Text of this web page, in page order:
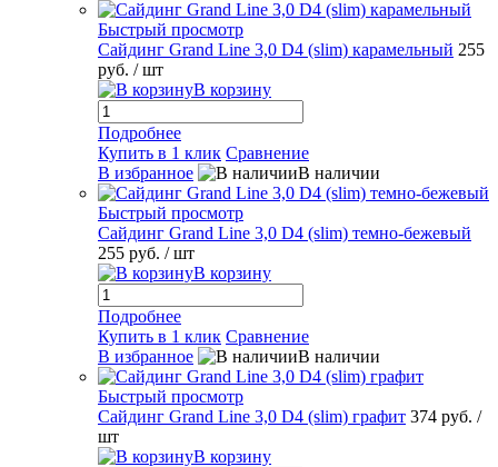
Быстрый просмотр
Сайдинг Grand Line 3,0 D4 (slim) карамельный 255
руб. / шт
В корзину
Подробнее
Купить в 1 клик Сравнение
В избранное
В наличии
Быстрый просмотр
Сайдинг Grand Line 3,0 D4 (slim) темно-бежевый
255 руб. / шт
В корзину
Подробнее
Купить в 1 клик Сравнение
В избранное
В наличии
Быстрый просмотр
Сайдинг Grand Line 3,0 D4 (slim) графит 374 руб. /
шт
В корзину